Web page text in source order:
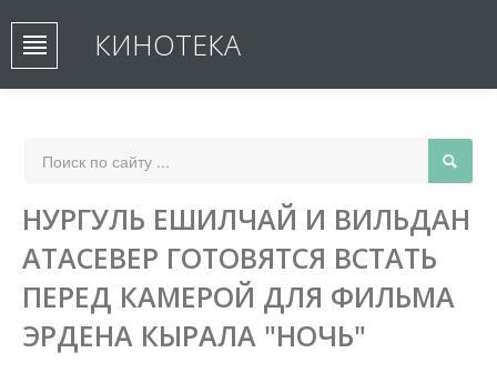
КИНОТЕКА
НУРГУЛЬ ЕШИЛЧАЙ И ВИЛЬДАН
АТАСЕВЕР ГОТОВЯТСЯ ВСТАТЬ
ПЕРЕД КАМЕРОЙ ДЛЯ ФИЛЬМА
ЭРДЕНА КЫРАЛА "НОЧЬ"